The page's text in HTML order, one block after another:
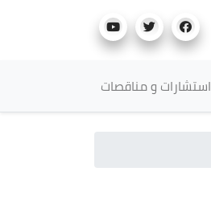
استشارات و مناقصات